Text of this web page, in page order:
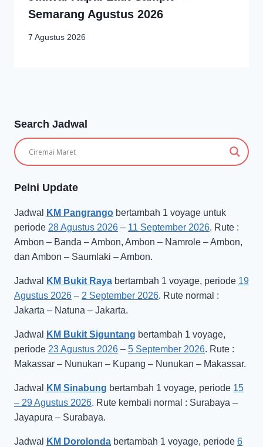
Semarang Agustus 2026
7 Agustus 2026
Search Jadwal
Pelni Update
Jadwal KM Pangrango bertambah 1 voyage untuk
periode 28 Agustus 2026 – 11 September 2026. Rute :
Ambon – Banda – Ambon, Ambon – Namrole – Ambon,
dan Ambon – Saumlaki – Ambon.
Jadwal KM Bukit Raya bertambah 1 voyage, periode 19
Agustus 2026 – 2 September 2026. Rute normal :
Jakarta – Natuna – Jakarta.
Jadwal KM Bukit Siguntang bertambah 1 voyage,
periode 23 Agustus 2026 – 5 September 2026. Rute :
Makassar – Nunukan – Kupang – Nunukan – Makassar.
Jadwal KM Sinabung bertambah 1 voyage, periode 15
– 29 Agustus 2026. Rute kembali normal : Surabaya –
Jayapura – Surabaya.
Jadwal KM Dorolonda bertambah 1 voyage, periode 6